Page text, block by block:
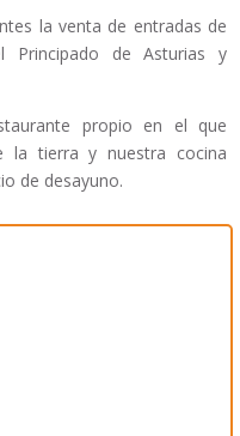
la venta de entradas de
Principado de Asturias y
propio en el que
la tierra y nuestra cocina
de desayuno.